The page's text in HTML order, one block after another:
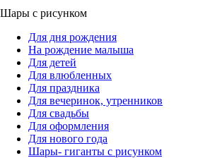
Шары с рисунком
Для дня рождения
На рождение малыша
Для детей
Для влюбленных
Для праздника
Для вечеринок, утренников
Для свадьбы
Для оформления
Для нового года
Шары- гиганты с рисунком